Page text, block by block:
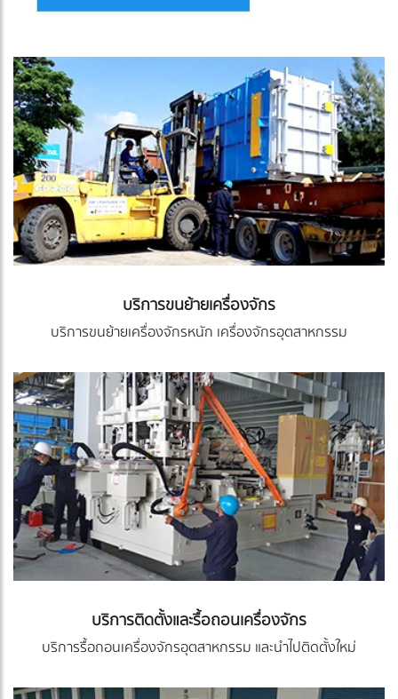
บริการขนย้ายเครื่องจักร
บริการขนย้ายเครื่องจักรหนัก เครื่องจักรอุตสาหกรรม
บริการติดตั้งและรื้อถอนเครื่องจักร
บริการรื้อถอนเครื่องจักรอุตสาหกรรม และนำไปติดตั้งใหม่